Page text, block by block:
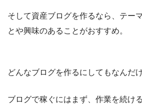
そして資産ブログを作るなら、テー
とや興味のあることがおすすめ。
どんなブログを作るにしてもなんだ
ブログで稼ぐにはまず、作業を続け